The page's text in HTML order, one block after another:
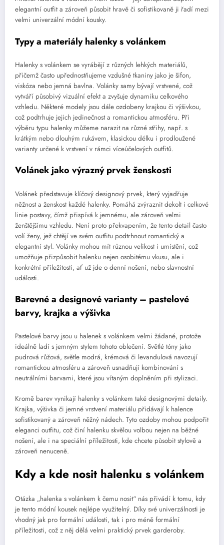
elegantní outfit a zároveň působit hravě či sofistikovaně ji řadí mezi
velmi univerzální módní kousky.
Typy a materiály halenky s volánkem
Halenky s volánkem se vyrábějí z různých lehkých materiálů,
přičemž často upřednostňujeme vzdušné tkaniny jako je šifon,
viskóza nebo jemná bavlna. Volánky samy bývají vrstvené, což
vytváří působivý vizuální efekt a zvyšuje dynamiku celkového
vzhledu. Některé modely jsou dále ozdobeny krajkou či výšivkou,
což podtrhuje jejich jedinečnost a romantickou atmosféru. Při
výběru typu halenky můžeme narazit na různé střihy, např. s
krátkým nebo dlouhým rukávem, klasickou délku i prodloužené
varianty určené k vrstvení v rámci víceúčelových outfitů.
Volánek jako výrazný prvek ženskosti
Volánek představuje klíčový designový prvek, který vyjadřuje
něžnost a ženskost každé halenky. Pomáhá zvýraznit dekolt i celkové
linie postavy, čímž přispívá k jemnému, ale zároveň velmi
ženštějšímu vzhledu. Není proto překvapením, že tento detail často
volí ženy, jež chtějí ve svém outfitu podtrhnout romantický a
elegantní styl. Volánky mohou mít různou velikost i umístění, což
umožňuje přizpůsobit halenku nejen osobitému vkusu, ale i
konkrétní příležitosti, ať už jde o denní nošení, nebo slavnostní
události.
Barevné a designové varianty – pastelové
barvy, krajka a výšivka
Pastelové barvy jsou u halenek s volánkem velmi žádané, protože
ideálně ladí s jemným stylem tohoto oblečení. Světlé tóny jako
pudrová růžová, světle modrá, krémová či levandulová navozují
romantickou atmosféru a zároveň usnadňují kombinování s
neutrálními barvami, které jsou vítaným doplněním při stylizaci.
Kromě barev vynikají halenky s volánkem také designovými detaily.
Krajka, výšivka či jemné vrstvení materiálu přidávají k halence
sofistikovaný a zároveň něžný nádech. Tyto ozdoby mohou podpořit
eleganci outfitu, což činí halenku skvělou volbou nejen na běžné
nošení, ale i na speciální příležitosti, kde chcete působit stylově a
zároveň nenuceně.
Kdy a kde nosit halenku s volánkem
Otázka „halenka s volánkem k čemu nosit“ nás přivádí k tomu, kdy
je tento módní kousek nejlépe využitelný. Díky své univerzálnosti je
vhodný jak pro formální události, tak i pro méně formální
příležitosti, což z něj dělá velmi praktický prvek garderoby.